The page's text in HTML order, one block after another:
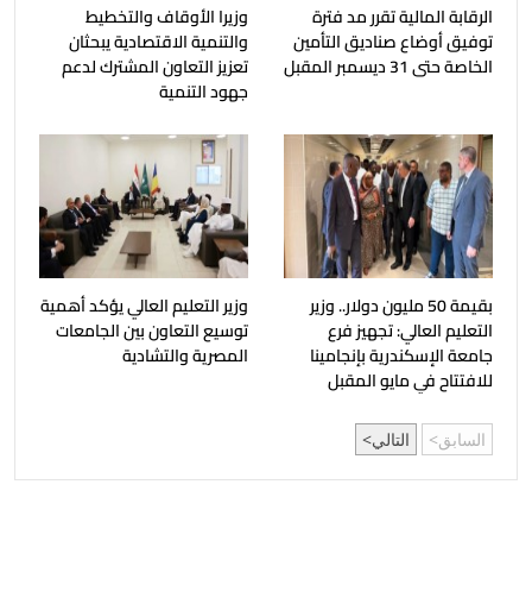
الرقابة المالية تقرر مد فترة
توفيق أوضاع صناديق التأمين
الخاصة حتى 31 ديسمبر المقبل
وزيرا الأوقاف والتخطيط
والتنمية الاقتصادية يبحثان
تعزيز التعاون المشترك لدعم
جهود التنمية
بقيمة 50 مليون دولار.. وزير
التعليم العالي: تجهيز فرع
جامعة الإسكندرية بإنجامينا
للافتتاح في مايو المقبل
وزير التعليم العالي يؤكد أهمية
توسيع التعاون بين الجامعات
المصرية والتشادية
السابق التالي